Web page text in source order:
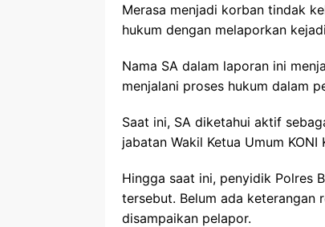
Merasa menjadi korban tindak
hukum dengan melaporkan
Nama SA dalam laporan ini
menjalani proses hukum dalam
Saat ini, SA diketahui aktif
jabatan Wakil Ketua Umum KONI
Hingga saat ini, penyidik Polres
tersebut. Belum ada
disampaikan pelapor.